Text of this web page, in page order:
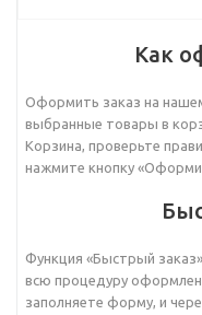
Как
Оформить заказ на
выбранные товары в
Корзина, проверьте
нажмите кнопку
Функция «Быстрый
всю процедуру
заполняете форму, и